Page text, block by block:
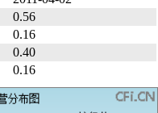
0.56
0.16
0.40
0.16